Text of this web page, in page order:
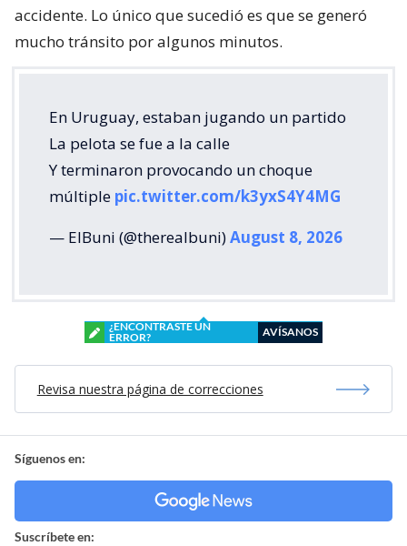
accidente. Lo único que sucedió es que se generó
mucho tránsito por algunos minutos.
En Uruguay, estaban jugando un partido
La pelota se fue a la calle
Y terminaron provocando un choque
múltiple pic.twitter.com/k3yxS4Y4MG
— ElBuni (@therealbuni)August 8, 2026
¿ENCONTRASTE UN
ERROR?
AVÍSANOS
Revisa nuestra página de correcciones
Síguenos en:
Suscríbete en: